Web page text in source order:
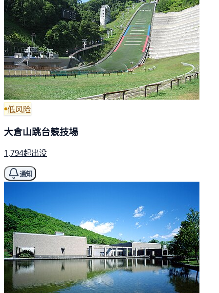
低风险
大倉山跳台競技場
1,794起出没
通知